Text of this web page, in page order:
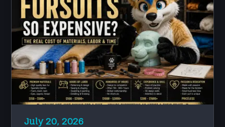
July 20, 2026